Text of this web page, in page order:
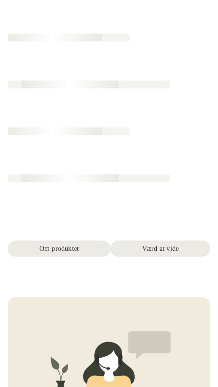
Om produktet Værd at vide